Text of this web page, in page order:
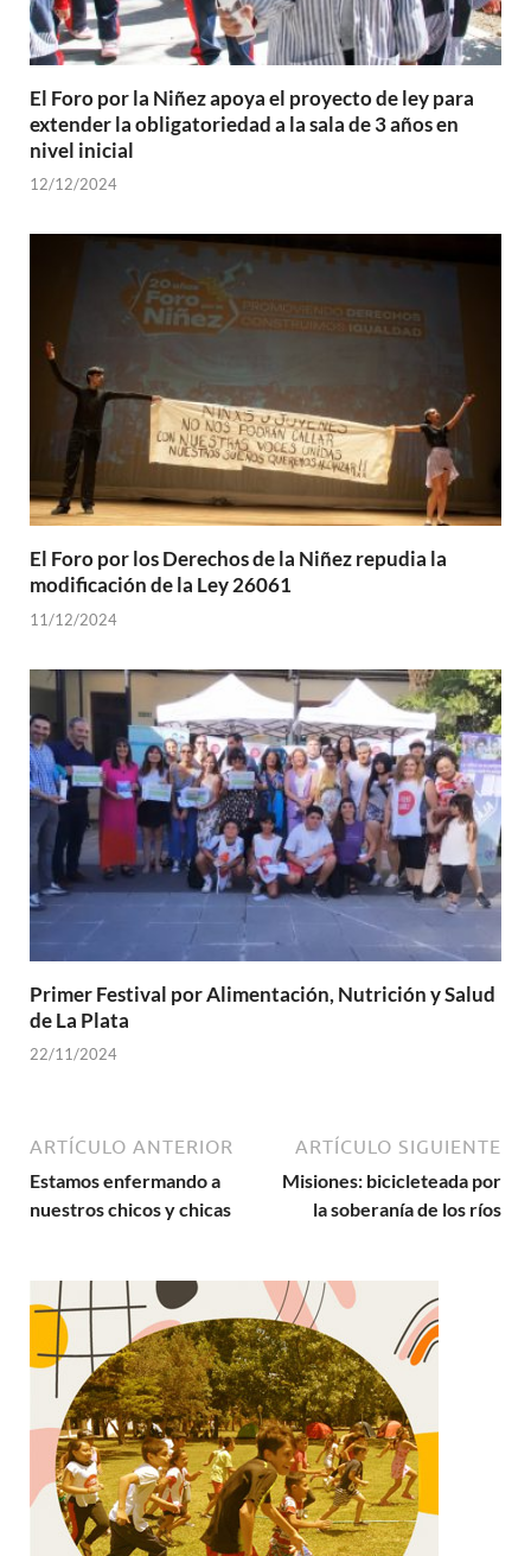
El Foro por la Niñez apoya el proyecto de ley para
extender la obligatoriedad a la sala de 3 años en
nivel inicial
12/12/2024
El Foro por los Derechos de la Niñez repudia la
modificación de la Ley 26061
11/12/2024
Primer Festival por Alimentación, Nutrición y Salud
de La Plata
22/11/2024
ARTÍCULO ANTERIOR
Estamos enfermando a
nuestros chicos y chicas
ARTÍCULO SIGUIENTE
Misiones: bicicleteada por
la soberanía de los ríos